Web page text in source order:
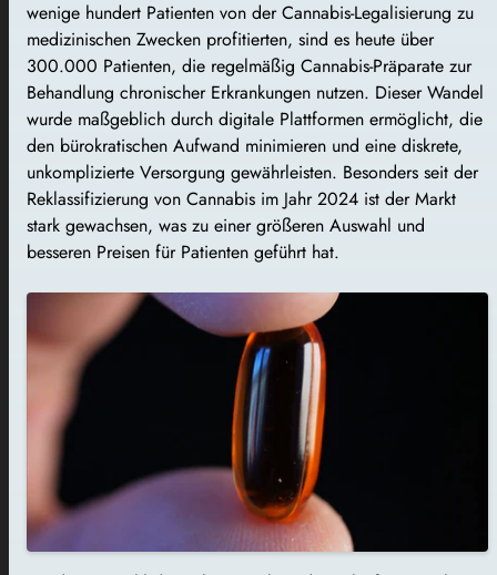
wenige hundert Patienten von der Cannabis-Legalisierung zu
medizinischen Zwecken profitierten, sind es heute über
300.000 Patienten, die regelmäßig Cannabis-Präparate zur
Behandlung chronischer Erkrankungen nutzen. Dieser Wandel
wurde maßgeblich durch digitale Plattformen ermöglicht, die
den bürokratischen Aufwand minimieren und eine diskrete,
unkomplizierte Versorgung gewährleisten. Besonders seit der
Reklassifizierung von Cannabis im Jahr 2024 ist der Markt
stark gewachsen, was zu einer größeren Auswahl und
besseren Preisen für Patienten geführt hat.